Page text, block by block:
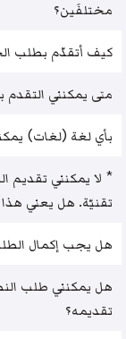
مختلفَين؟
كيف أتقدّم بطلب
متى يمكنني
بأي لغة (لغات)
* لا يمكنني تقديم
تقنيّة. هل يعني
هل يجب إكمال
هل يمكنني طلب
تقديمه؟